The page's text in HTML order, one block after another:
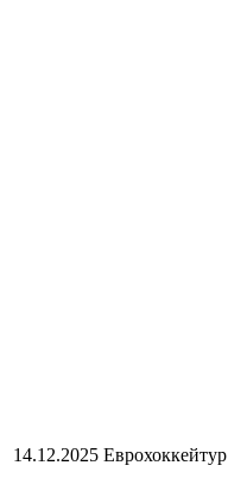
14.12.2025 Еврохоккейтур